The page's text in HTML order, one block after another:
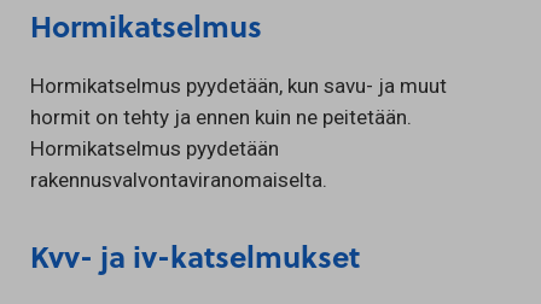
Hormikatselmus
Hormikatselmus pyydetään, kun savu- ja muut
hormit on tehty ja ennen kuin ne peitetään.
Hormikatselmus pyydetään
rakennusvalvontaviranomaiselta.
Kvv- ja iv-katselmukset